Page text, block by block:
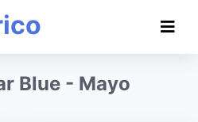
Blue - Mayo